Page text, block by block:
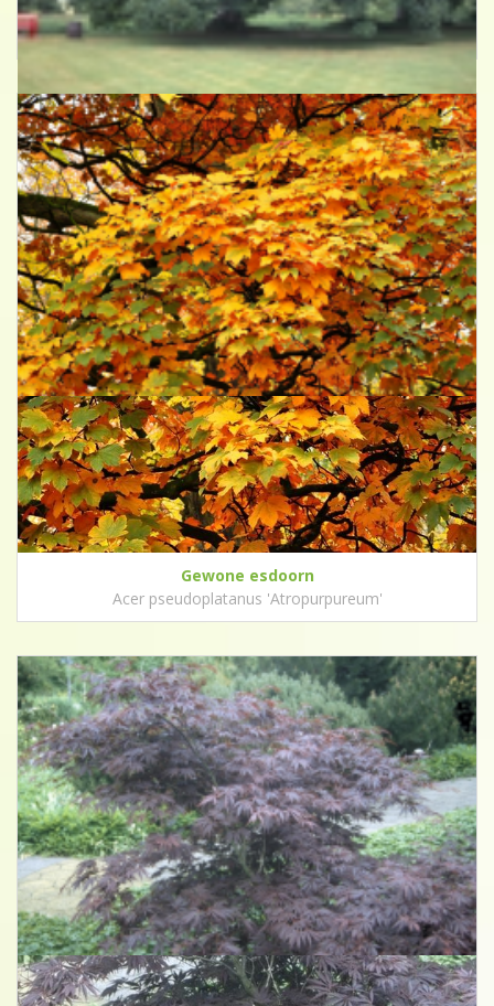
Gewone esdoorn
Acer pseudoplatanus
Gewone esdoorn
Acer pseudoplatanus 'Atropurpureum'